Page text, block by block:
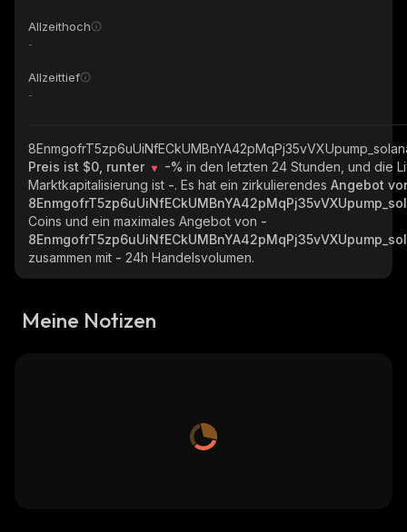
Allzeithoch
-
Allzeittief
-
Preis ist $0, runter
-% in den letzten 24 Stunden, und die
Marktkapitalisierung ist -. Es hat ein zirkulierendes Angebot
Coins und ein maximales Angebot von -
zusammen mit - 24h Handelsvolumen.
Meine Notizen